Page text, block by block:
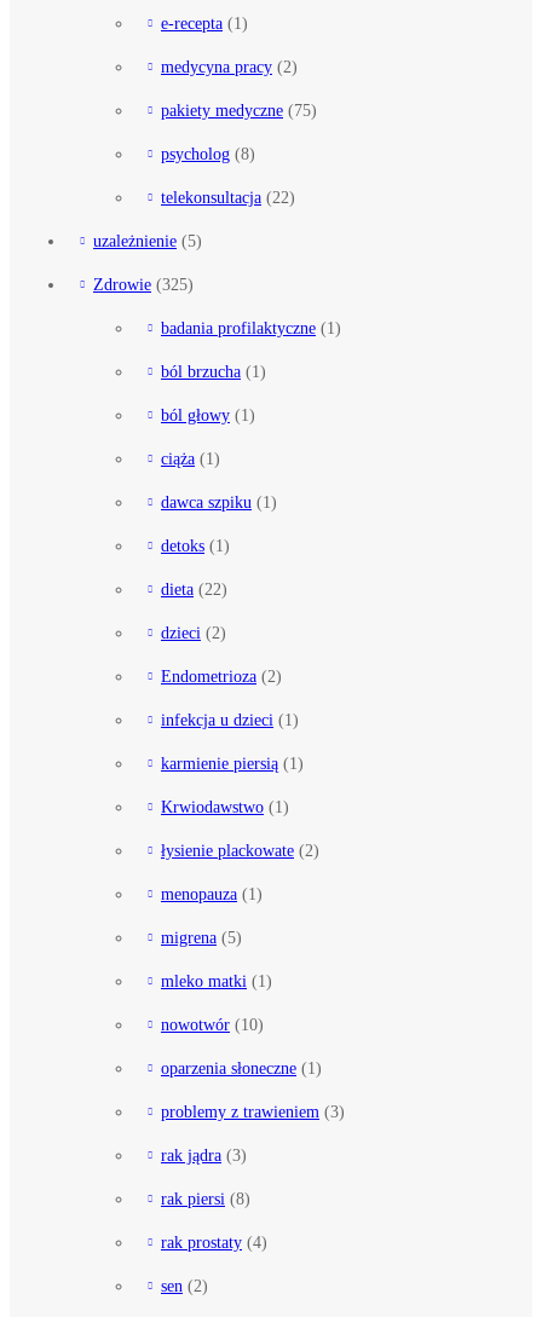
e-recepta (1)
medycyna pracy (2)
pakiety medyczne (75)
psycholog (8)
telekonsultacja (22)
uzależnienie (5)
Zdrowie (325)
badania profilaktyczne (1)
ból brzucha (1)
ból głowy (1)
ciąża (1)
dawca szpiku (1)
detoks (1)
dieta (22)
dzieci (2)
Endometrioza (2)
infekcja u dzieci (1)
karmienie piersią (1)
Krwiodawstwo (1)
łysienie plackowate (2)
menopauza (1)
migrena (5)
mleko matki (1)
nowotwór (10)
oparzenia słoneczne (1)
problemy z trawieniem (3)
rak jądra (3)
rak piersi (8)
rak prostaty (4)
sen (2)